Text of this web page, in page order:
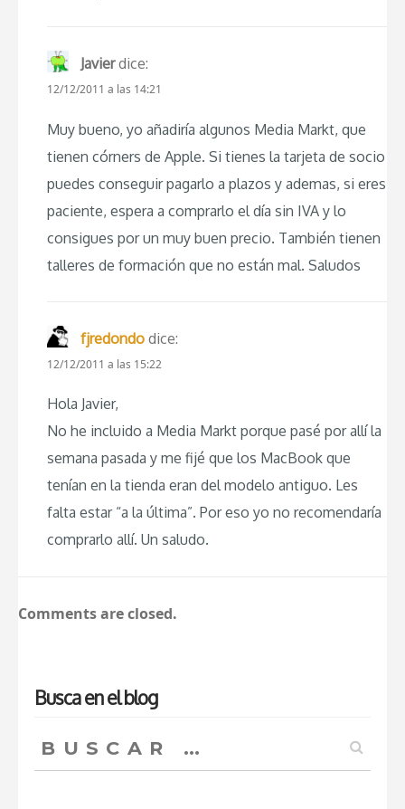
Javier dice:
12/12/2011 a las 14:21
Muy bueno, yo añadiría algunos Media Markt, que
tienen córners de Apple. Si tienes la tarjeta de socio
puedes conseguir pagarlo a plazos y ademas, si eres
paciente, espera a comprarlo el día sin IVA y lo
consigues por un muy buen precio. También tienen
talleres de formación que no están mal. Saludos
fjredondo dice:
12/12/2011 a las 15:22
Hola Javier,
No he incluido a Media Markt porque pasé por allí la
semana pasada y me fijé que los MacBook que
tenían en la tienda eran del modelo antiguo. Les
falta estar “a la última”. Por eso yo no recomendaría
comprarlo allí. Un saludo.
Comments are closed.
Busca en el blog
Buscar: